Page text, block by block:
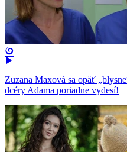
Zuzana Maxová sa opäť
dcéry Adama poriadne vydesí!